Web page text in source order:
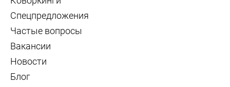
Спецпредложения
Частые вопросы
Вакансии
Новости
Блог